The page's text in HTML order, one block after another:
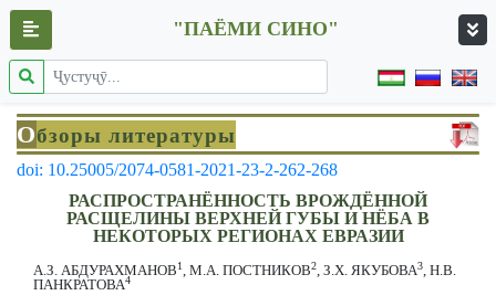
"ПАЁМИ СИНО"
Обзоры литературы
doi: 10.25005/2074-0581-2021-23-2-262-268
РАСПРОСТРАНЁННОСТЬ ВРОЖДЁННОЙ
РАСЩЕЛИНЫ ВЕРХНЕЙ ГУБЫ И НЁБА В
НЕКОТОРЫХ РЕГИОНАХ ЕВРАЗИИ
А.З. АБДУРАХМАНОВ1, М.А. ПОСТНИКОВ2, З.Х. ЯКУБОВА3, Н.В.
ПАНКРАТОВА4